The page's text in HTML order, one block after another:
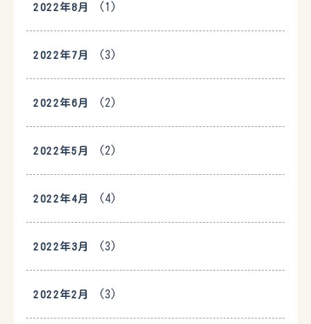
2022年8月 (1)
2022年7月 (3)
2022年6月 (2)
2022年5月 (2)
2022年4月 (4)
2022年3月 (3)
2022年2月 (3)